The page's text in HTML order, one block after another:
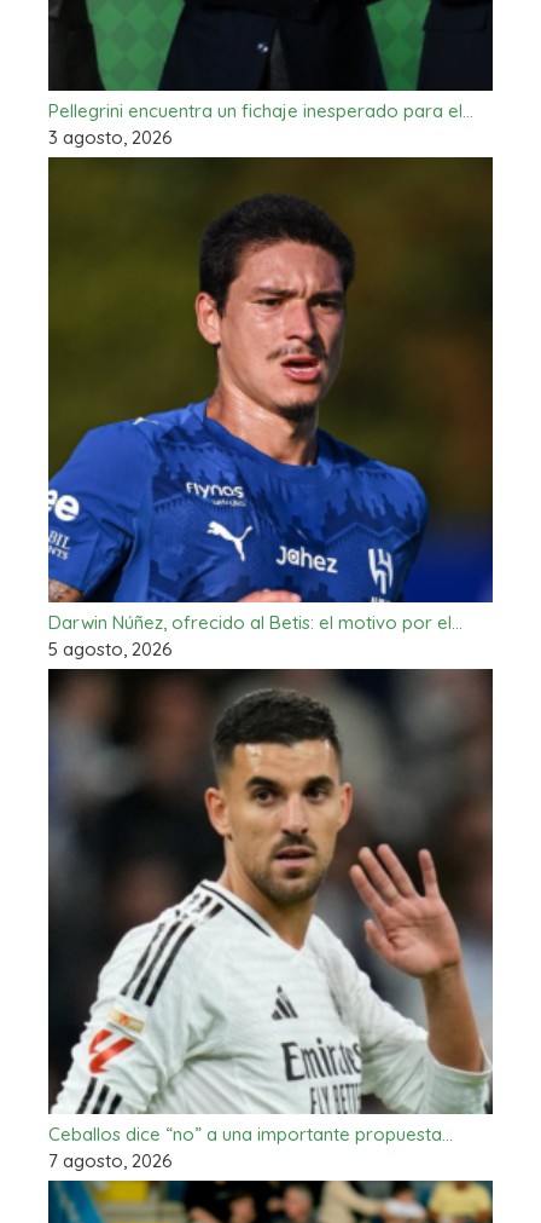
Pellegrini encuentra un fichaje inesperado para el…
3 agosto, 2026
Darwin Núñez, ofrecido al Betis: el motivo por el…
5 agosto, 2026
Ceballos dice “no” a una importante propuesta…
7 agosto, 2026